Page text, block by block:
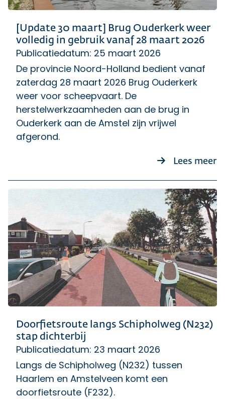
[Update 30 maart] Brug Ouderkerk weer
volledig in gebruik vanaf 28 maart 2026
Publicatiedatum: 25 maart 2026
De provincie Noord-Holland bedient vanaf
zaterdag 28 maart 2026 Brug Ouderkerk
weer voor scheepvaart. De
herstelwerkzaamheden aan de brug in
Ouderkerk aan de Amstel zijn vrijwel
afgerond.
Lees meer
Doorfietsroute langs Schipholweg (N232)
stap dichterbij
Publicatiedatum: 23 maart 2026
Langs de Schipholweg (N232) tussen
Haarlem en Amstelveen komt een
doorfietsroute (F232).